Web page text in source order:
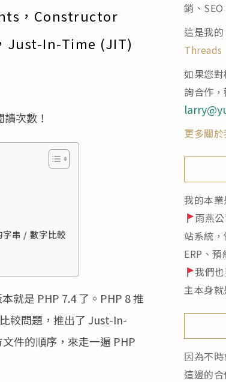
，Constructor
In-Time (JIT)
次數！
串 / 數字比較
就是 PHP 7.4 了。PHP 8 推
較問題，推出了 Just-In-
件的順序，來走一遍 PHP
銷、
這是我的
Threads
如果您
詢合作
更多關於
我的本業
雨燕
站系統
ERP、
我們
主本身就
因為不
這邊的